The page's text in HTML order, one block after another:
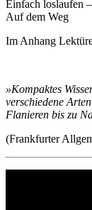
Einfach loslaufen
Auf dem Weg
Im Anhang
»Kompaktes
verschiedene
Flanieren bis zu
(Frankfurter